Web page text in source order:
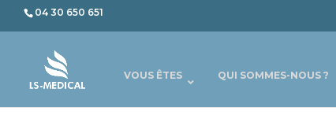
04 30 650 651
VOUS ÊTES QUI SOMMES-NOUS ?